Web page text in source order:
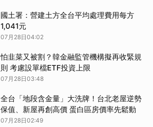
國土署：營建土方全台平均處理費用每方
1,041元
07月28日04:02
怕韭菜又被割？韓金融監管機構擬再收緊規
則 考慮設單檔ETF投資上限
07月28日03:48
全台「地段含金量」大洗牌！台北老屋逆勢
保值、新屋再創高價 蛋白區房價率先鬆動
07月28日02:49